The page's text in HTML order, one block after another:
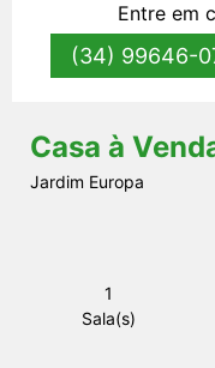
Entre em
(34) 99646-
Casa à
Jardim Europa
1
Sala(s)